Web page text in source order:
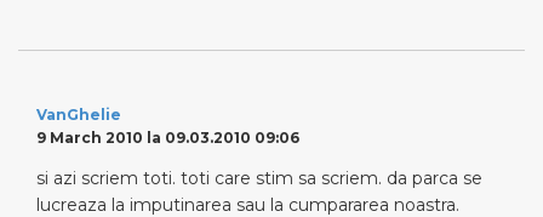
VanGhelie
9 March 2010 la 09.03.2010 09:06
si azi scriem toti. toti care stim sa scriem. da parca se
lucreaza la imputinarea sau la cumpararea noastra.